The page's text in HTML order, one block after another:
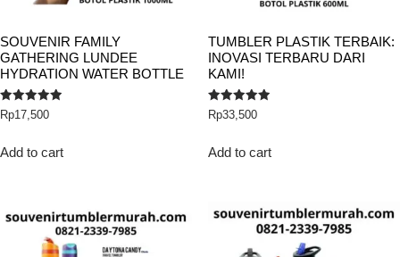
SOUVENIR FAMILY
GATHERING LUNDEE
HYDRATION WATER BOTTLE
Rated
5.00
Rp17,500
Add to cart
TUMBLER PLASTIK TERBAIK:
INOVASI TERBARU DARI
KAMI!
Rated
5.00
Rp33,500
Add to cart